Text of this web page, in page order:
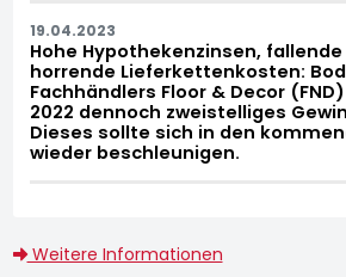
19.04.2023
Hohe Hypothekenzinsen,
horrende Lieferkettenkosten:
Fachhändlers Floor & Decor
2022 dennoch zweistelliges
Dieses sollte sich in den
wieder beschleunigen.
Weitere Informationen